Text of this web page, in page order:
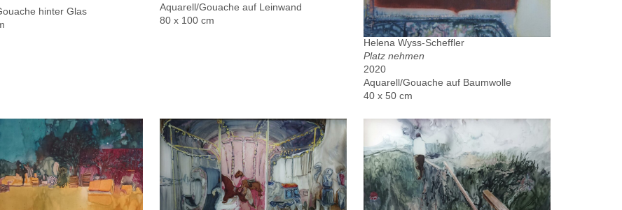
hinter Glas
Aquarell/Gouache auf Leinwand
80 x 100 cm
Helena Wyss-Scheffler
Platz nehmen
2020
Aquarell/Gouache auf Baumwolle
40 x 50 cm